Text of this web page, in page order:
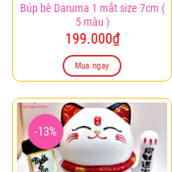
Búp bê Daruma 1 mắt size 7cm (
5 màu )
199.000₫
Mua ngay
-13%